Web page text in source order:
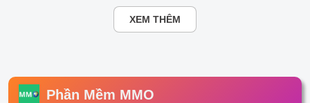
XEM THÊM
Phần Mềm MMO